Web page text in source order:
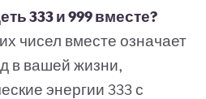
333 и 999 вместе?
чисел вместе означает
в вашей жизни,
энергии 333 с